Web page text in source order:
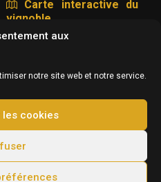
aux
notre site web et notre service.
cookies
Carte interactive du
vignoble
© 1967 - 2026
bois 01350 VONGNES
: Agence Web Adventury
modération.